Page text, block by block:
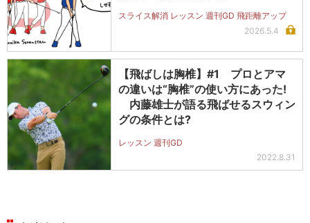
スライス解消 レッスン 週刊GD 飛距離アップ
2026.5.4
【飛ばしは胸椎】#1 プロとアマ
の違いは“胸椎”の使い方にあった!
内藤雄士が語る飛ばせるスウィン
グの条件とは?
レッスン 週刊GD
2022.8.31